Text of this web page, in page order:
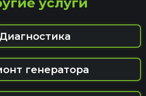
Диагностика
генератора